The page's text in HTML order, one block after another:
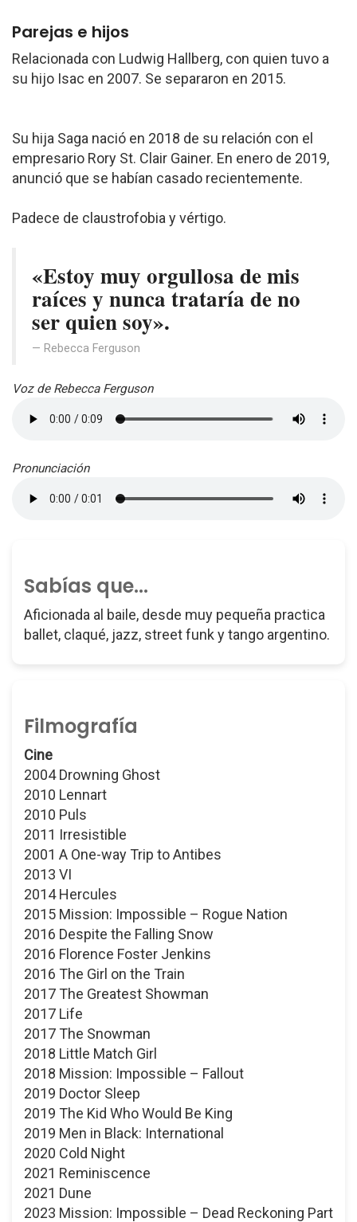
Parejas e hijos
Relacionada con Ludwig Hallberg, con quien tuvo a
su hijo Isac en 2007. Se separaron en 2015.
Su hija Saga nació en 2018 de su relación con el
empresario Rory St. Clair Gainer. En enero de 2019,
anunció que se habían casado recientemente.
Padece de claustrofobia y vértigo.
«Estoy muy orgullosa de mis
raíces y nunca trataría de no
ser quien soy».
Rebecca Ferguson
Voz de Rebecca Ferguson
Pronunciación
Sabías que...
Aficionada al baile, desde muy pequeña practica
ballet, claqué, jazz, street funk y tango argentino.
Filmografía
Cine
2004 Drowning Ghost
2010 Lennart
2010 Puls
2011 Irresistible
2001 A One-way Trip to Antibes
2013 VI
2014 Hercules
2015 Mission: Impossible – Rogue Nation
2016 Despite the Falling Snow
2016 Florence Foster Jenkins
2016 The Girl on the Train
2017 The Greatest Showman
2017 Life
2017 The Snowman
2018 Little Match Girl
2018 Mission: Impossible – Fallout
2019 Doctor Sleep
2019 The Kid Who Would Be King
2019 Men in Black: International
2020 Cold Night
2021 Reminiscence
2021 Dune
2023 Mission: Impossible – Dead Reckoning Part